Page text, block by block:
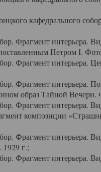
кафедрального
Фрагмент интерьера.
Петром I.
Фрагмент интерьера.
Фрагмент интерьера.
образ Тайной
Фрагмент интерьера.
композиции
Фрагмент интерьера.
1929 г.;
Фрагмент интерьера.